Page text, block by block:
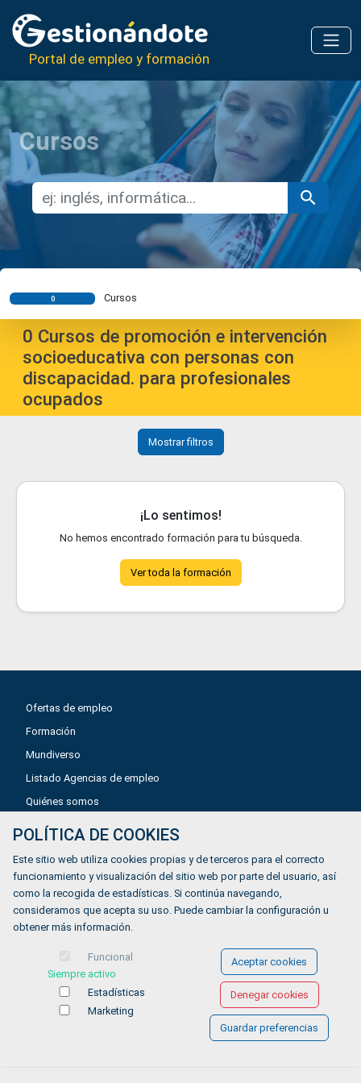
Portal de empleo y formación
Cursos
0 Cursos
0 Cursos de promoción e intervención
socioeducativa con personas con
discapacidad. para profesionales
ocupados
Mostrar filtros
¡Lo sentimos!
No hemos encontrado formación para tu búsqueda.
Ver toda la formación
Ofertas de empleo
Formación
Mundiverso
Listado Agencias de empleo
Quiénes somos
Política de privacidad
Política de Cookies
Accesibilidad
© COPYRIGHT 2026 Gestionándote.com
POLÍTICA DE COOKIES
Este sitio web utiliza cookies propias y de terceros para el correcto
funcionamiento y visualización del sitio web por parte del usuario, así
como la recogida de estadísticas. Si continúa navegando,
consideramos que acepta su uso. Puede cambiar la configuración u
obtener más información.
Funcional
Siempre activo
Estadísticas
Marketing
Aceptar cookies
Denegar cookies
Guardar preferencias